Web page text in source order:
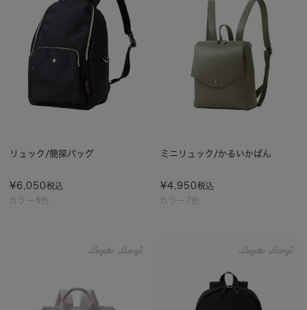
カラー4色
リュック/簡探バッグ
¥6,050税込
カラー7色
ミニリュック/かるいかばん
¥4,950税込